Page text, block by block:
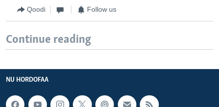
Qoodi Follow us
Continue reading
NU HORDOFAA